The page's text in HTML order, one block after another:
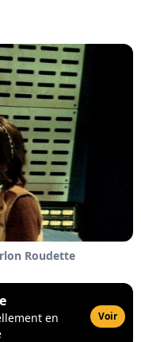
Roudette
en
Voir